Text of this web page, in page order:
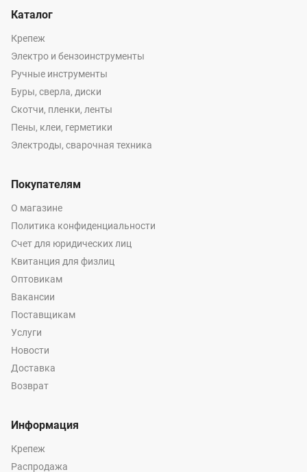
Каталог
Крепеж
Электро и бензоинструменты
Ручные инструменты
Буры, сверла, диски
Скотчи, пленки, ленты
Пены, клеи, герметики
Электроды, сварочная техника
Покупателям
О магазине
Политика конфиденциальности
Счет для юридических лиц
Квитанция для физлиц
Оптовикам
Вакансии
Поставщикам
Услуги
Новости
Доставка
Возврат
Информация
Крепеж
Распродажа